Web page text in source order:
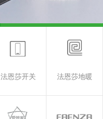
法恩莎开关 法恩莎地暖